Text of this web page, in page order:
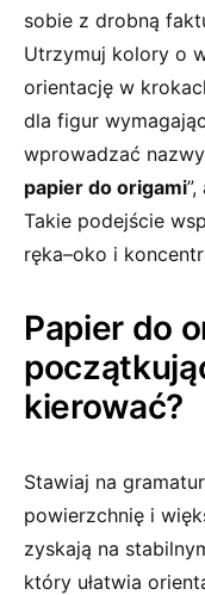
sobie z drobną
Utrzymuj kolory o
orientację w
dla figur
wprowadzać
papier do origami
Takie podejście
ręka–oko i
Papier do
kierować?
Stawiaj na
powierzchnię i
zyskają na
który ułatwia